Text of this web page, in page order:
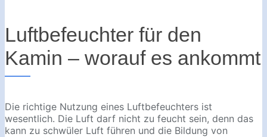
Luftbefeuchter für den
Kamin – worauf es ankommt
Die richtige Nutzung eines Luftbefeuchters ist
wesentlich. Die Luft darf nicht zu feucht sein, denn das
kann zu schwüler Luft führen und die Bildung von